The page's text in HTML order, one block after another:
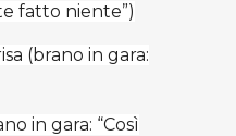
fatto niente”)
(brano in gara:
in gara: “Così